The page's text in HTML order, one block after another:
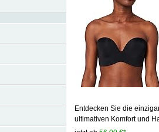
Entdecken Sie die
ultimativen Komfort und